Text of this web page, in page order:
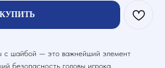
КУПИТЬ
с шайбой — это важнейший элемент
безопасность головы игрока.